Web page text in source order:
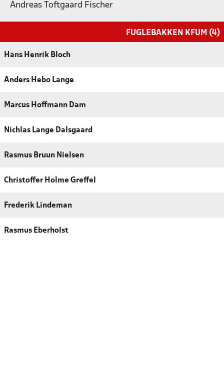
Andreas Toftgaard Fischer
FUGLEBAKKEN KFUM (4)
Hans Henrik Bloch
Anders Hebo Lange
Marcus Hoffmann Dam
Nichlas Lange Dalsgaard
Rasmus Bruun Nielsen
Christoffer Holme Greffel
Frederik Lindeman
Rasmus Eberholst